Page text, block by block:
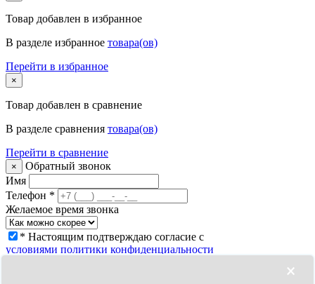
×
Товар добавлен в избранное
В разделе избранное товара(ов)
Перейти в избранное
×
Товар добавлен в сравнение
В разделе сравнения товара(ов)
Перейти в сравнение
×
Обратный звонок
Имя
Телефон *
Желаемое время звонка
* Настоящим подтверждаю согласие с
условиями политики конфиденциальности